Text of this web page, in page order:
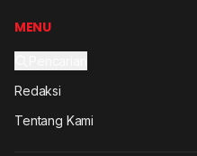
MENU
Redaksi
Tentang Kami